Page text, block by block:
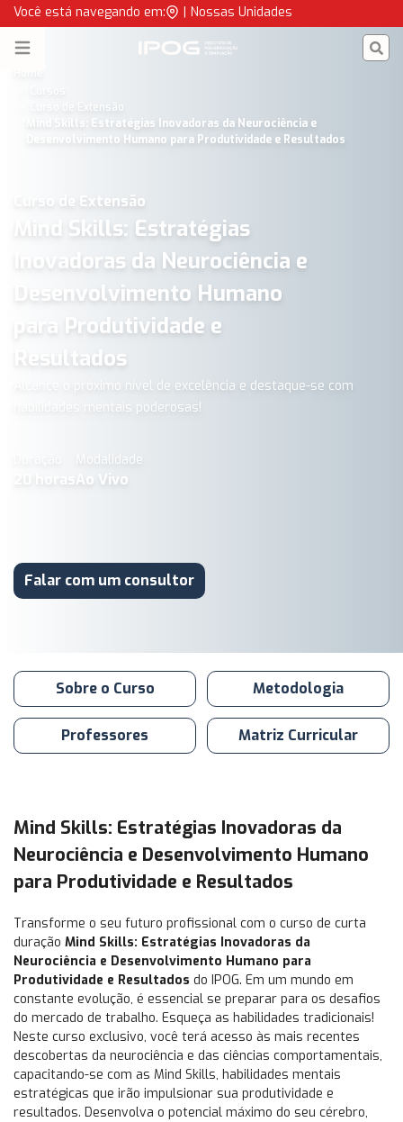
Você está navegando em: | Nossas Unidades
Open menu IPOG
Curso de Extensão
Mind Skills: Estratégias Inovadoras da Neurociência e
Desenvolvimento Humano para Produtividade e Resultados
Curso de Extensão
Mind Skills: Estratégias
Inovadoras da Neurociência e
Desenvolvimento Humano
para Produtividade e
Resultados
Alcance o próximo nível de excelência e destaque-se com
habilidades mentais poderosas!
horas
Modalidade
Ao Vivo
Falar com um consultor
Sobre o Curso Metodologia
Professores Matriz Curricular
Mind Skills: Estratégias Inovadoras da
Neurociência e Desenvolvimento Humano
para Produtividade e Resultados
Transforme o seu futuro profissional com o curso de curta
duração Mind Skills: Estratégias Inovadoras da
Neurociência e Desenvolvimento Humano para
Produtividade e Resultados do IPOG. Em um mundo em
constante evolução, é essencial se preparar para os desafios
do mercado de trabalho. Esqueça as habilidades tradicionais!
Neste curso exclusivo, você terá acesso às mais recentes
descobertas da neurociência e das ciências comportamentais,
capacitando-se com as Mind Skills, habilidades mentais
estratégicas que irão impulsionar sua produtividade e
resultados. Desenvolva o potencial máximo do seu cérebro,
MIND SKILLS: Estratégias inovadoras da neurociência | IPOG